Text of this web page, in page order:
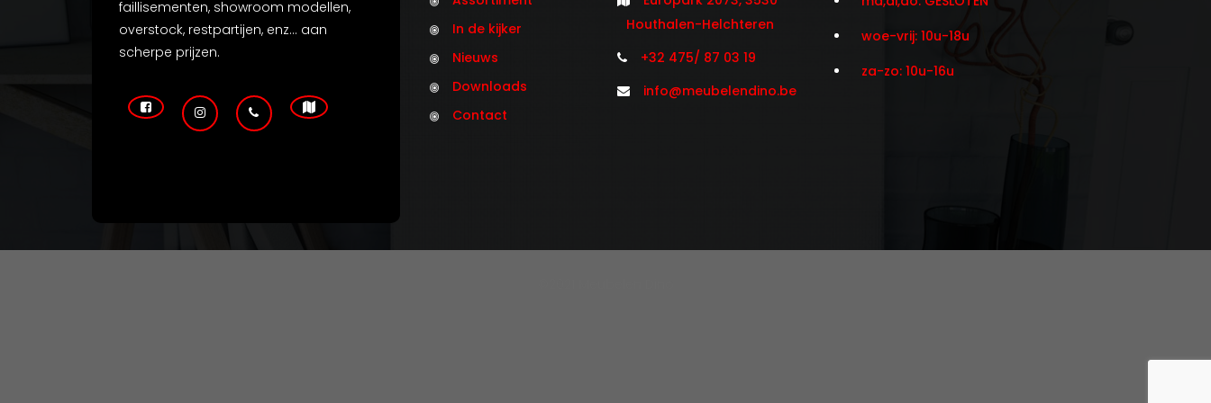
faillisementen, showroom modellen,
overstock, restpartijen, enz... aan
scherpe prijzen.
In de kijker
Nieuws
Downloads
Contact
Houthalen-Helchteren
+32 475/ 87 03 19
info@meubelendino.be
woe-vrij: 10u-18u
za-zo: 10u-16u